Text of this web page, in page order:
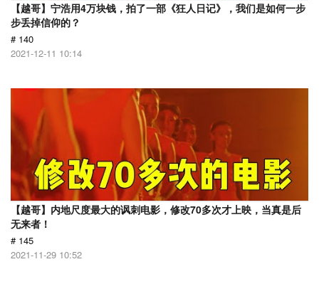
【越哥】宁浩用4万块钱，拍了一部《狂人日记》，我们是如何一步
步丢掉信仰的？
# 140
2021-12-11 10:14
【越哥】内地尺度最大的讽刺电影，修改70多次才上映，当真是后
无来者！
# 145
2021-11-29 10:52